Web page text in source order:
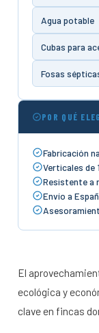
El
ecológica y
clave en fincas
Agua potable
Cubas para
Fosas
POR QUÉ
Fabricación
Verticales de
Resistente a
Envío a